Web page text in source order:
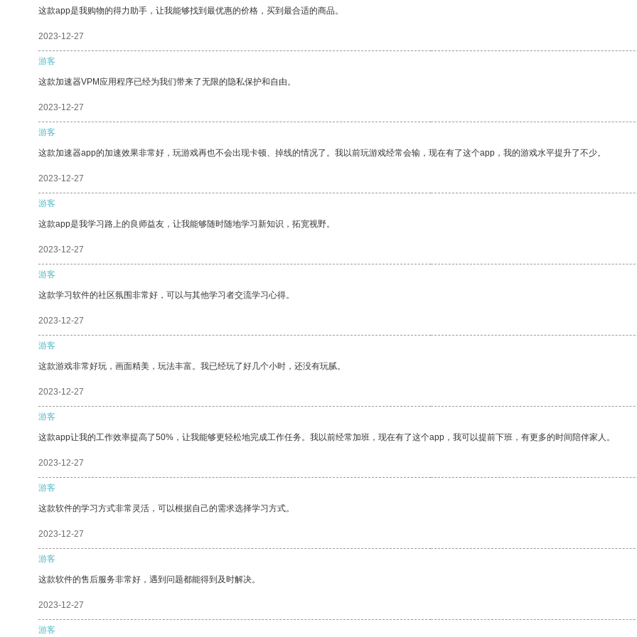
这款app是我购物的得力助手，让我能够找到最优惠的价格，买到最合适的商品。
2023-12-27
游客
这款加速器VPM应用程序已经为我们带来了无限的隐私保护和自由。
2023-12-27
游客
这款加速器app的加速效果非常好，玩游戏再也不会出现卡顿、掉线的情况了。我以前玩游戏经常会输，现在有了这个app，我的游戏水平提升了不少。
2023-12-27
游客
这款app是我学习路上的良师益友，让我能够随时随地学习新知识，拓宽视野。
2023-12-27
游客
这款学习软件的社区氛围非常好，可以与其他学习者交流学习心得。
2023-12-27
游客
这款游戏非常好玩，画面精美，玩法丰富。我已经玩了好几个小时，还没有玩腻。
2023-12-27
游客
这款app让我的工作效率提高了50%，让我能够更轻松地完成工作任务。我以前经常加班，现在有了这个app，我可以提前下班，有更多的时间陪伴家人。
2023-12-27
游客
这款软件的学习方式非常灵活，可以根据自己的需求选择学习方式。
2023-12-27
游客
这款软件的售后服务非常好，遇到问题都能得到及时解决。
2023-12-27
游客